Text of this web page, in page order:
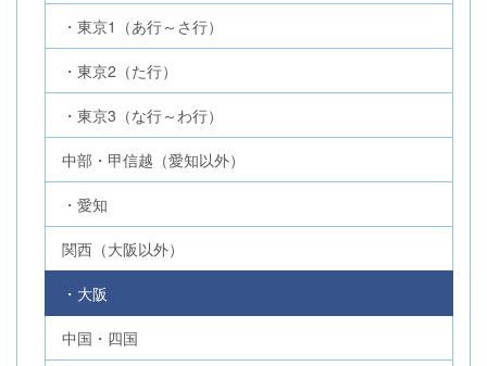
・東京1（あ行～さ行）
・東京2（た行）
・東京3（な行～わ行）
中部・甲信越（愛知以外）
・愛知
関西（大阪以外）
・大阪
中国・四国